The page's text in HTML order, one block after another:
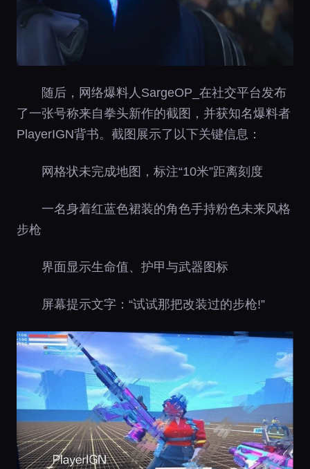
随后，网络爆料人SargeOP_在社交平台发布
了一张号称来自拳头新作的截图，并获知名爆料者
PlayerIGN背书。截图展示了以下关键信息：
网格状未完成地图，标注“10米”距离刻度
一名身着红蓝色裙装的角色手持粉色未来风格
步枪
界面显示生命值、护甲与武器图标
屏幕提示文字：“试试那把改装过的步枪!”